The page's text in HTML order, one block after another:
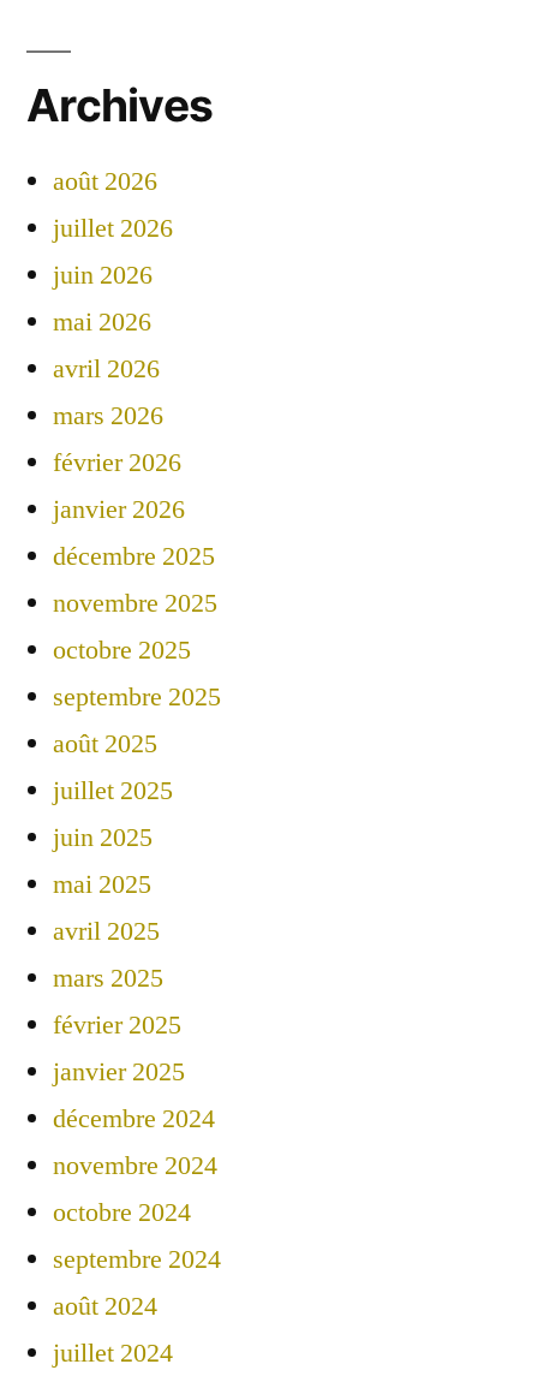
Archives
août 2026
juillet 2026
juin 2026
mai 2026
avril 2026
mars 2026
février 2026
janvier 2026
décembre 2025
novembre 2025
octobre 2025
septembre 2025
août 2025
juillet 2025
juin 2025
mai 2025
avril 2025
mars 2025
février 2025
janvier 2025
décembre 2024
novembre 2024
octobre 2024
septembre 2024
août 2024
juillet 2024